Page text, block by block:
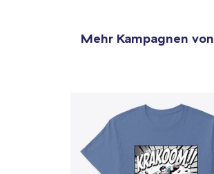
Mehr Kampagnen von